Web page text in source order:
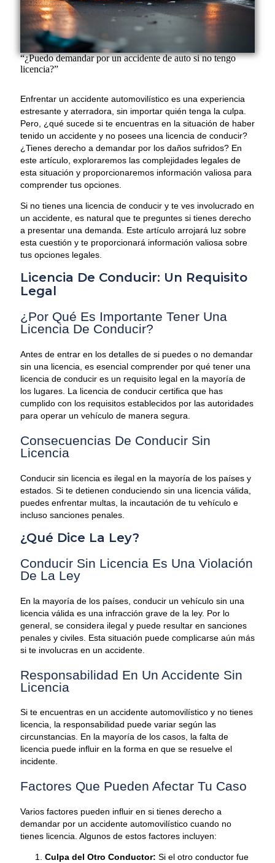
“¿Puedo demandar por un accidente de auto si no tengo
licencia?”
Enfrentar un accidente automovilístico es una experiencia
estresante y aterradora, sin importar quién tenga la culpa.
Pero, ¿qué sucede si te encuentras en la situación de haber
tenido un accidente y no posees una licencia de conducir?
¿Tienes derecho a demandar por los daños sufridos? En
este artículo, exploraremos las complejidades legales de
esta situación y proporcionaremos información valiosa para
comprender tus opciones.
Si no tienes una licencia de conducir y te ves involucrado en
un accidente, es natural que te preguntes si tienes derecho
a presentar una demanda. Este artículo arrojará luz sobre
esta cuestión y te proporcionará información valiosa sobre
tus opciones legales.
Licencia De Conducir: Un Requisito
Legal
¿Por Qué Es Importante Tener Una
Licencia De Conducir?
Antes de entrar en los detalles de si puedes o no demandar
sin una licencia, es esencial comprender por qué tener una
licencia de conducir es un requisito legal en la mayoría de
los lugares. La licencia de conducir certifica que has
cumplido con los requisitos establecidos por las autoridades
para operar un vehículo de manera segura.
Consecuencias De Conducir Sin
Licencia
Conducir sin licencia es ilegal en la mayoría de los países y
estados. Si te detienen conduciendo sin una licencia válida,
puedes enfrentar multas, la incautación de tu vehículo e
incluso sanciones penales.
¿Qué Dice La Ley?
Conducir Sin Licencia Es Una Violación
De La Ley
En la mayoría de los países, conducir un vehículo sin una
licencia válida es una infracción grave de la ley. Por lo
general, se considera ilegal y puede resultar en sanciones
penales y civiles. Esta situación puede complicarse aún más
si te involucras en un accidente.
Responsabilidad En Un Accidente Sin
Licencia
Si te encuentras en un accidente automovilístico y no tienes
licencia, la responsabilidad puede variar según las
circunstancias. En la mayoría de los casos, la falta de
licencia puede influir en la forma en que se resuelve el
incidente.
Factores Que Pueden Afectar Tu Caso
Varios factores pueden influir en si tienes derecho a
demandar por un accidente automovilístico cuando no
tienes licencia. Algunos de estos factores incluyen:
Culpa del Otro Conductor: Si el otro conductor fue